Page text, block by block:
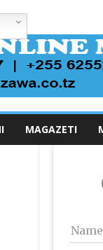
MAGAZETI
Name